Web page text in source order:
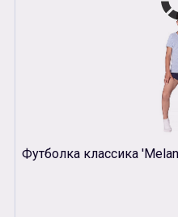
Футболка классика